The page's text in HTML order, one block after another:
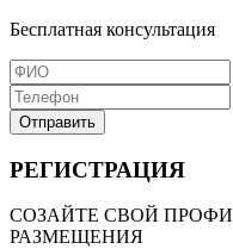
Бесплатная консультация
Отправить
РЕГИСТРАЦИЯ
СОЗАЙТЕ СВОЙ
РАЗМЕЩЕНИЯ